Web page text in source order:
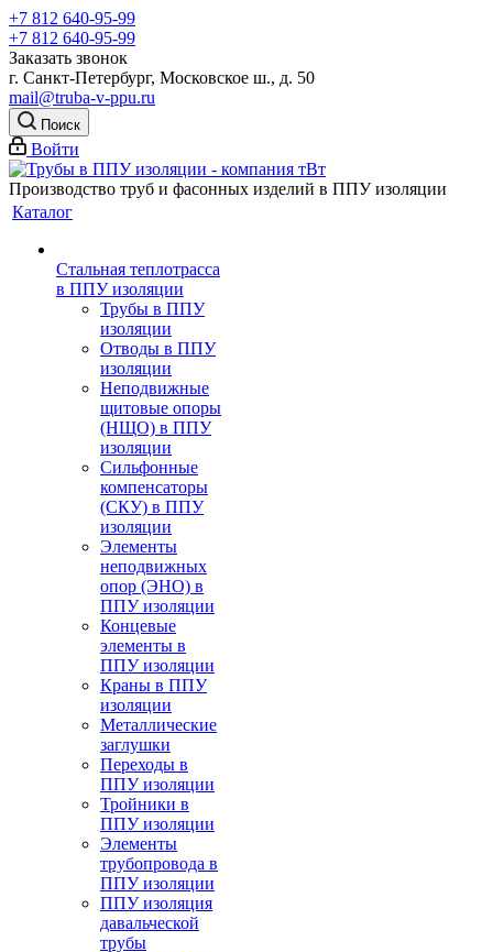
+7 812 640-95-99
+7 812 640-95-99
Заказать звонок
г. Санкт-Петербург, Московское ш., д. 50
mail@truba-v-ppu.ru
Поиск
Войти
Производство труб и фасонных изделий в ППУ изоляции
Каталог
Стальная теплотрасса
в ППУ изоляции
Трубы в ППУ
изоляции
Отводы в ППУ
изоляции
Неподвижные
щитовые опоры
(НЩО) в ППУ
изоляции
Cильфонные
компенсаторы
(СКУ) в ППУ
изоляции
Элементы
неподвижных
опор (ЭНО) в
ППУ изоляции
Концевые
элементы в
ППУ изоляции
Краны в ППУ
изоляции
Металлические
заглушки
Переходы в
ППУ изоляции
Тройники в
ППУ изоляции
Элементы
трубопровода в
ППУ изоляции
ППУ изоляция
давальческой
трубы